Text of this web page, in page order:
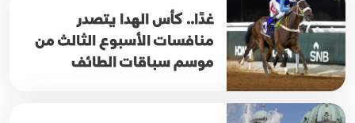
غدًا.. كأس الهدا يتصدر
منافسات الأسبوع الثالث من
موسم سباقات الطائف